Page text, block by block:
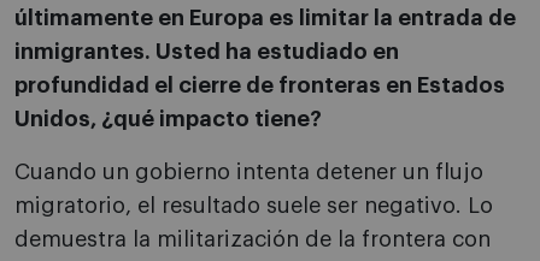
últimamente en Europa es limitar la entrada de
inmigrantes. Usted ha estudiado en
profundidad el cierre de fronteras en Estados
Unidos, ¿qué impacto tiene?
Cuando un gobierno intenta detener un flujo
migratorio, el resultado suele ser negativo. Lo
demuestra la militarización de la frontera con